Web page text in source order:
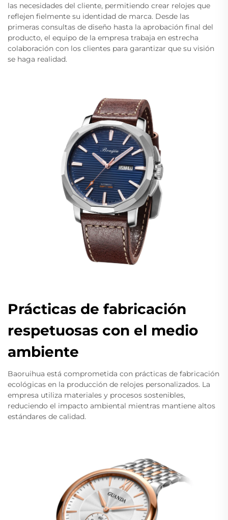
las necesidades del cliente, permitiendo crear relojes que
reflejen fielmente su identidad de marca. Desde las
primeras consultas de diseño hasta la aprobación final del
producto, el equipo de la empresa trabaja en estrecha
colaboración con los clientes para garantizar que su visión
se haga realidad.
Prácticas de fabricación
respetuosas con el medio
ambiente
Baoruihua está comprometida con prácticas de fabricación
ecológicas en la producción de relojes personalizados. La
empresa utiliza materiales y procesos sostenibles,
reduciendo el impacto ambiental mientras mantiene altos
estándares de calidad.